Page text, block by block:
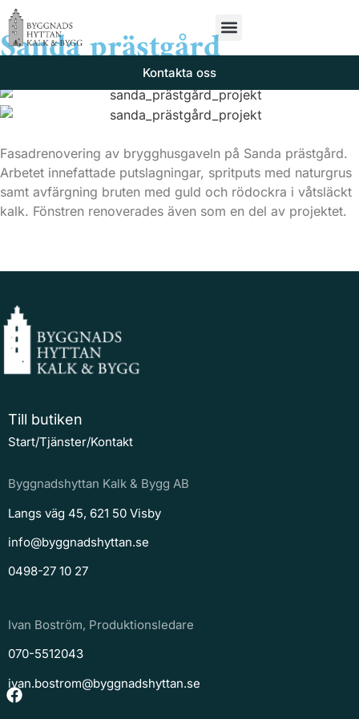
Kontakta oss
Sanda prästgård
Fasadrenovering av brygghusgaveln på Sanda prästgård.
Arbetet innefattade putslagningar, spritputs med naturgrus
samt avfärgning bruten med guld och rödockra i våtsläckt
kalk. Fönstren renoverades även som en del av projektet.
Till butiken
Start/Tjänster/Kontakt
Byggnadshyttan Kalk & Bygg AB
Langs väg 45, 621 50 Visby
info@byggnadshyttan.se
0498-27 10 27
Ivan Boström, Produktionsledare
070-5512043
ivan.bostrom@byggnadshyttan.se